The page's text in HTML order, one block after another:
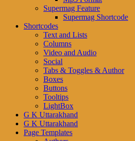
Supermag Feature
Supermag Shortcode
Shortcodes
Text and Lists
Columns
Video and Audio
Social
Tabs & Toggles & Author
Boxes
Buttons
Tooltips
LightBox
G K Uttarakhand
G K Uttarakhand
Page Templates